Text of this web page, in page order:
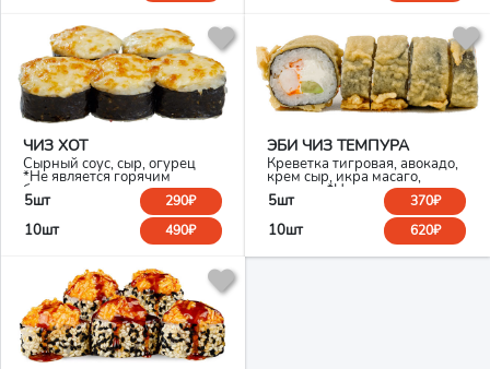
ЧИЗ ХОТ
Сырный соус, сыр, огурец
*Не является горячим
блюдом
5шт 290₽
10шт 490₽
ЭБИ ЧИЗ ТЕМПУРА
Креветка тигровая, авокадо,
крем сыр, икра масаго,
темпура *Не является
горячим блюдом
5шт 370₽
10шт 620₽